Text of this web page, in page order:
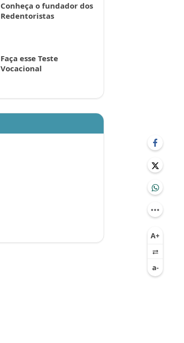
Conheça o fundador dos
Redentoristas
Faça esse Teste
Vocacional